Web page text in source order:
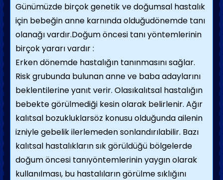
Günümüzde birçok genetik ve doğumsal hastalık
için bebeğin anne karnında olduğudönemde tanı
olanağı vardır.Doğum öncesi tanı yöntemlerinin
birçok yararı vardır :
Erken dönemde hastalığın tanınmasını sağlar.
Risk grubunda bulunan anne ve baba adaylarını
beklentilerine yanıt verir. Olasıkalıtsal hastalığın
bebekte görülmediği kesin olarak belirlenir. Ağır
kalıtsal bozukluklarsöz konusu olduğunda ailenin
izniyle gebelik ilerlemeden sonlandırılabilir. Bazı
kalıtsal hastalıkların sık görüldüğü bölgelerde
doğum öncesi tanıyöntemlerinin yaygın olarak
kullanılması, bu hastalıların görülme sıklığını